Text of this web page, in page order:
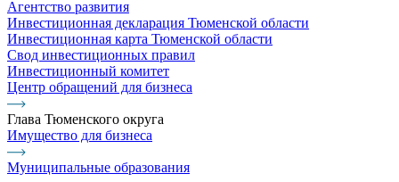
Агентство развития
Инвестиционная декларация Тюменской области
Инвестиционная карта Тюменской области
Свод инвестиционных правил
Инвестиционный комитет
Центр обращений для бизнеса
Глава Тюменского округа
Имущество для бизнеса
Муниципальные образования